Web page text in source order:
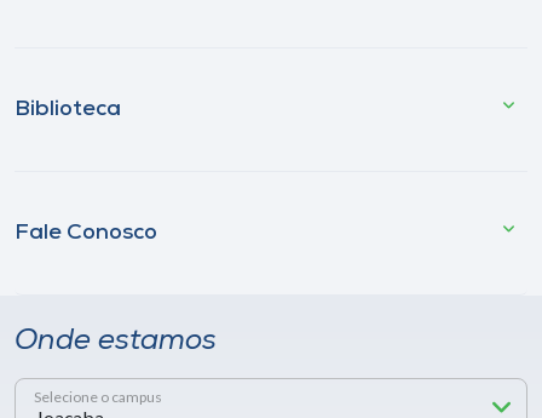
Biblioteca
Fale Conosco
Onde estamos
Selecione o campus